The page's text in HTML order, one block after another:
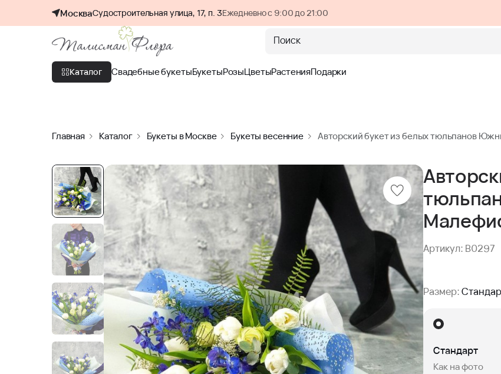
МоскваСудостроительная улица, 17, п. 3Ежедневно с 9:00 до 21:00
Поиск
Каталог Свадебные букетыБукетыРозыЦветыРастенияПодарки
Главная Каталог Букеты в Москве Букеты весенние Авторский букет из белых тюльпанов
Артикул: B0297
Размер:
Стандарт
Как на фото